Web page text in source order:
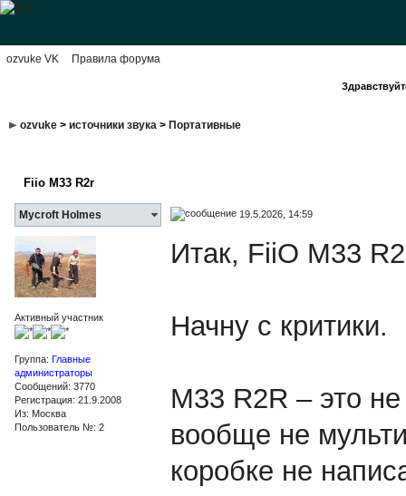
ozvuke VK Правила форума
ozvuke> источники звука> Портативные
Fiio M33 R2r
Mycroft Holmes 19.5.2026, 14:59
Активный участник
Группа: Главные
администраторы
Сообщений: 3770
Регистрация: 21.9.2008
Из: Москва
Пользователь №: 2
Итак, FiiO M33
Начну с критики.
M33 R2R – это
вообще не
коробке не